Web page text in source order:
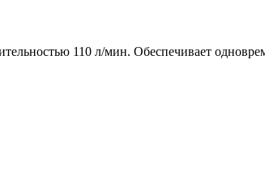
110 л/мин. Обеспечивает